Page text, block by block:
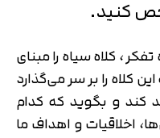
کنید.
، کلاه سیاه را مبنای
کلاه را بر سر می‌گذارد
کند و بگوید که کدام
اخلاقیات و اهداف ما